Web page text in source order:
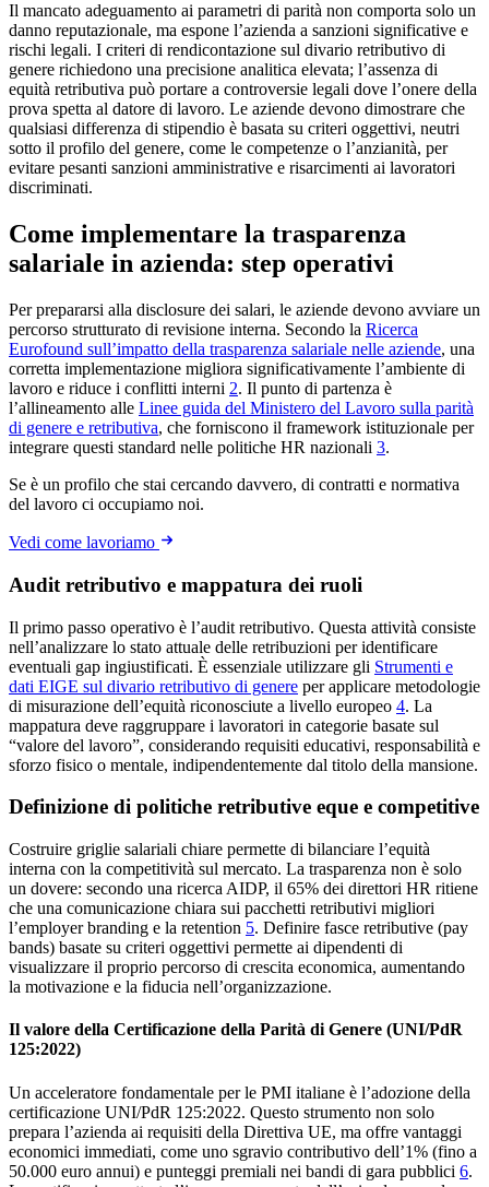
Il mancato adeguamento ai parametri di parità non comporta solo un
danno reputazionale, ma espone l’azienda a sanzioni significative e
rischi legali. I criteri di rendicontazione sul divario retributivo di
genere richiedono una precisione analitica elevata; l’assenza di
equità retributiva può portare a controversie legali dove l’onere della
prova spetta al datore di lavoro. Le aziende devono dimostrare che
qualsiasi differenza di stipendio è basata su criteri oggettivi, neutri
sotto il profilo del genere, come le competenze o l’anzianità, per
evitare pesanti sanzioni amministrative e risarcimenti ai lavoratori
discriminati.
Come implementare la trasparenza
salariale in azienda: step operativi
Per prepararsi alla disclosure dei salari, le aziende devono avviare un
percorso strutturato di revisione interna. Secondo la Ricerca
Eurofound sull’impatto della trasparenza salariale nelle aziende, una
corretta implementazione migliora significativamente l’ambiente di
lavoro e riduce i conflitti interni 2. Il punto di partenza è
l’allineamento alle Linee guida del Ministero del Lavoro sulla parità
di genere e retributiva, che forniscono il framework istituzionale per
integrare questi standard nelle politiche HR nazionali 3.
Se è un profilo che stai cercando davvero, di contratti e normativa
del lavoro ci occupiamo noi.
Vedi come lavoriamo
Audit retributivo e mappatura dei ruoli
Il primo passo operativo è l’audit retributivo. Questa attività consiste
nell’analizzare lo stato attuale delle retribuzioni per identificare
eventuali gap ingiustificati. È essenziale utilizzare gli Strumenti e
dati EIGE sul divario retributivo di genere per applicare metodologie
di misurazione dell’equità riconosciute a livello europeo 4. La
mappatura deve raggruppare i lavoratori in categorie basate sul
“valore del lavoro”, considerando requisiti educativi, responsabilità e
sforzo fisico o mentale, indipendentemente dal titolo della mansione.
Definizione di politiche retributive eque e competitive
Costruire griglie salariali chiare permette di bilanciare l’equità
interna con la competitività sul mercato. La trasparenza non è solo
un dovere: secondo una ricerca AIDP, il 65% dei direttori HR ritiene
che una comunicazione chiara sui pacchetti retributivi migliori
l’employer branding e la retention 5. Definire fasce retributive (pay
bands) basate su criteri oggettivi permette ai dipendenti di
visualizzare il proprio percorso di crescita economica, aumentando
la motivazione e la fiducia nell’organizzazione.
Il valore della Certificazione della Parità di Genere (UNI/PdR
125:2022)
Un acceleratore fondamentale per le PMI italiane è l’adozione della
certificazione UNI/PdR 125:2022. Questo strumento non solo
prepara l’azienda ai requisiti della Direttiva UE, ma offre vantaggi
economici immediati, come uno sgravio contributivo dell’1% (fino a
50.000 euro annui) e punteggi premiali nei bandi di gara pubblici 6.